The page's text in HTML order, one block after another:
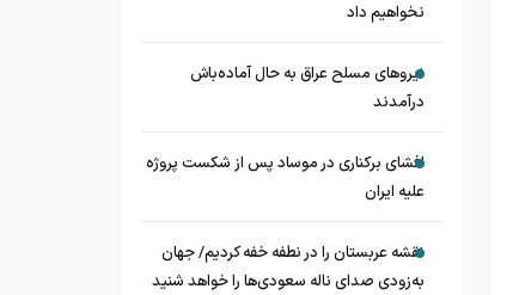
نخواهیم داد
نیروهای مسلح عراق به حال آماده‌باش
درآمدند
افشای برکناری در موساد پس از شکست پروژه
علیه ایران
نقشه عربستان را در نطفه خفه کردیم/ جهان
به‌زودی صدای ناله سعودی‌ها را خواهد شنید